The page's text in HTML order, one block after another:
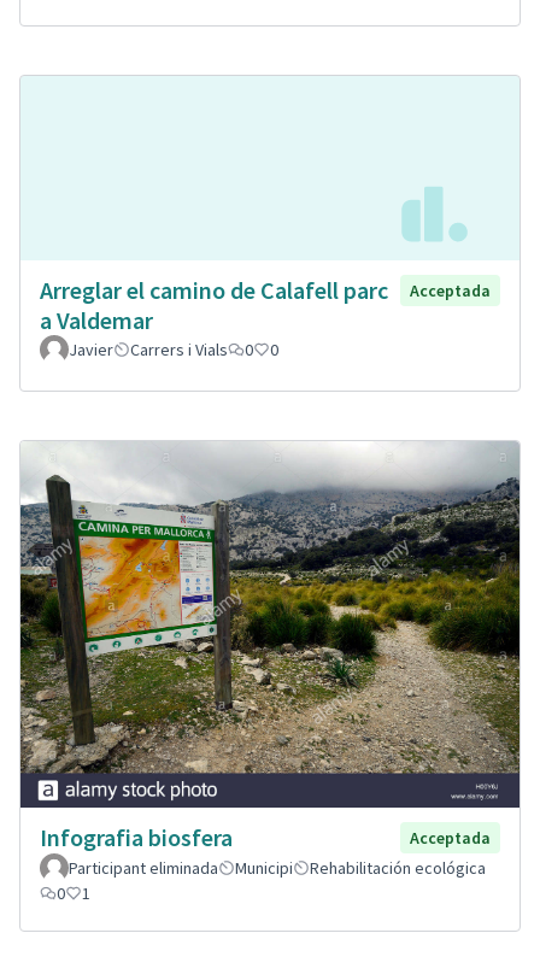
Arreglar el camino de Calafell parc
a Valdemar
Acceptada
Javier Carrers i Vials 0 0
Infografia biosfera
Acceptada
Participant eliminada
Municipi
Rehabilitación ecológica
0
1